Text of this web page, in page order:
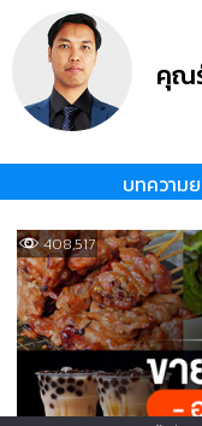
คุณ
บทความ
408,517